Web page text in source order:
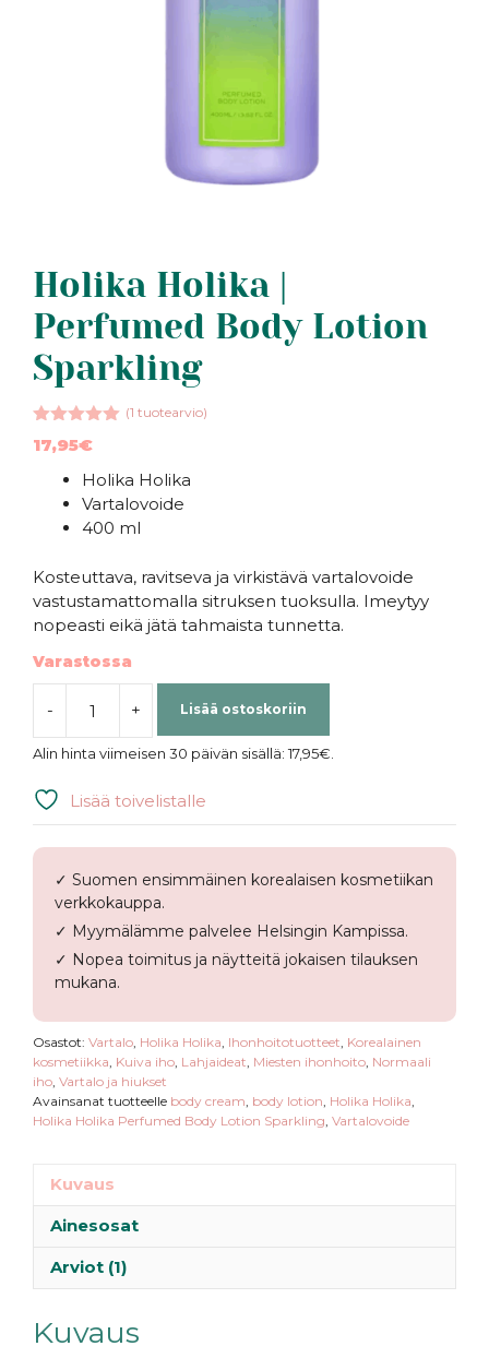
Holika Holika |
Perfumed Body Lotion
Sparkling
5.005:stä
(1 tuotearvio)
17,95€
Holika Holika
Vartalovoide
400 ml
Kosteuttava, ravitseva ja virkistävä vartalovoide
vastustamattomalla sitruksen tuoksulla. Imeytyy
nopeasti eikä jätä tahmaista tunnetta.
Varastossa
-
Holika
Holika
Perfumed
määrä
+ Lisää ostoskoriin
Alin hinta viimeisen 30 päivän sisällä: 17,95€.
Lisää toivelistalle
✓ Suomen ensimmäinen korealaisen kosmetiikan
verkkokauppa.
✓ Myymälämme palvelee Helsingin Kampissa.
✓ Nopea toimitus ja näytteitä jokaisen tilauksen
mukana.
Osastot: Vartalo Holika Holika Ihonhoitotuotteet Korealainen
kosmetiikka Kuiva iho Lahjaideat Miesten ihonhoito Normaali
iho Vartalo ja hiukset
Avainsanat tuotteelle body cream body lotion Holika Holika
Holika Holika Perfumed Body Lotion Sparkling Vartalovoide
Kuvaus
Ainesosat
Arviot (1)
Kuvaus